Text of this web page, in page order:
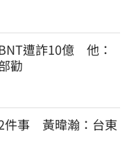
遭詐10億　他：
勸
件事　黃暐瀚：台東